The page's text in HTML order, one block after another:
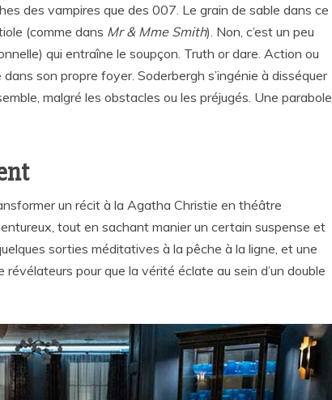
des vampires que des 007. Le grain de sable dans ce
(comme dans Mr & Mme Smith). Non, c’est un peu
qui entraîne le soupçon. Truth or dare. Action ou
son propre foyer. Soderbergh s’ingénie à disséquer
malgré les obstacles ou les préjugés. Une parabole
un récit à la Agatha Christie en théâtre
tout en sachant manier un certain suspense et
sorties méditatives à la pêche à la ligne, et une
pour que la vérité éclate au sein d’un double